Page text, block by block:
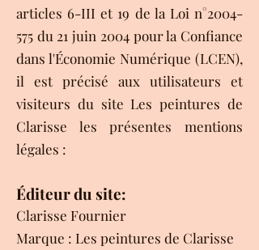
articles 6-III et 19 de la Loi n°2004-
575 du 21 juin 2004 pour la Confiance
dans l'Économie Numérique (LCEN),
il est précisé aux utilisateurs et
visiteurs du site Les peintures de
Clarisse les présentes mentions
légales :
Éditeur du site:
Clarisse Fournier
Marque : Les peintures de Clarisse